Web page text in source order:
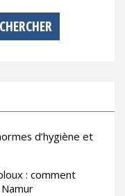
d’hygiène et
: comment